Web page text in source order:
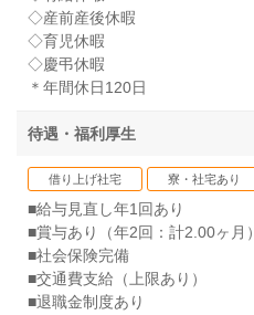
◇産前産後休暇
◇育児休暇
◇慶弔休暇
＊年間休日120日
待遇・福利厚生
借り上げ社宅 寮・社宅あり
■給与見直し年1回あり
■賞与あり（年2回：計2.00ヶ月）
■社会保険完備
■交通費支給（上限あり）
■退職金制度あり